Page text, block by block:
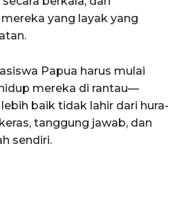
yang layak yang
Papua harus mulai
mereka di rantau—
baik tidak lahir dari hura-
tanggung jawab, dan
sendiri.